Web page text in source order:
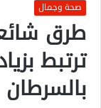
صحة وجمال
طرق
ترتبط
بالسرطان